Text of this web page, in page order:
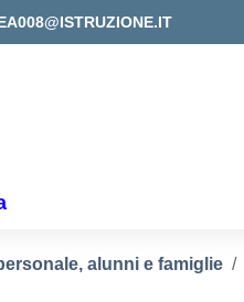
alunni e famiglie